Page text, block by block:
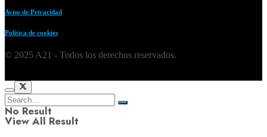
Aviso de Privacidad
Política de cookies
© 2025 A21 - Todos los derechos reservados.
No Result
View All Result